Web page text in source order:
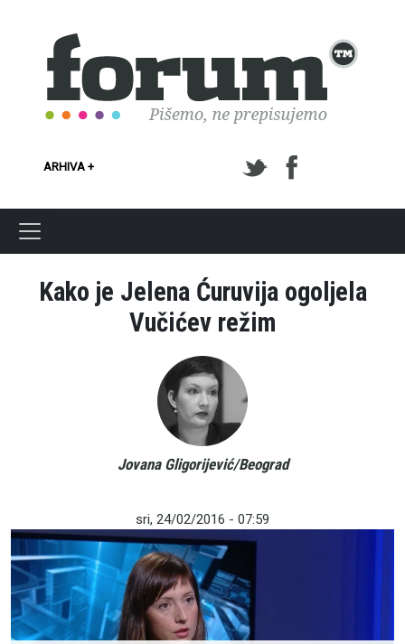
ARHIVA +
Kako je Jelena Ćuruvija ogoljela
Vučićev režim
Jovana Gligorijević/Beograd
sri, 24/02/2016 - 07:59